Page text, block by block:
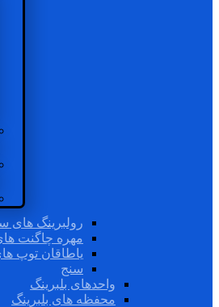
رولبرینگ های
مهره چاگنت
یاطاقان توپ
سنج
واحدهای بلبرینگ
محفظه های بلبرینگ